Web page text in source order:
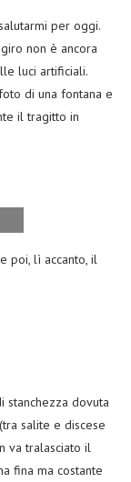
per oggi.
non è ancora
luci artificiali.
di una fontana e
il tragitto in
poi, lì accanto, il
stanchezza dovuta
salite e discese
va tralasciato il
fina ma costante